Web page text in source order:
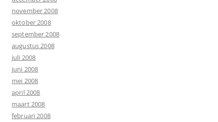
november 2008
oktober 2008
september 2008
augustus 2008
juli 2008
juni 2008
mei 2008
april 2008
maart 2008
februari 2008